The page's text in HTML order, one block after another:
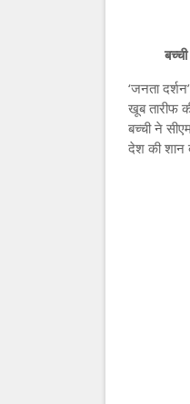
‘जनता
खूब तारीफ
बच्ची ने
देश की शान